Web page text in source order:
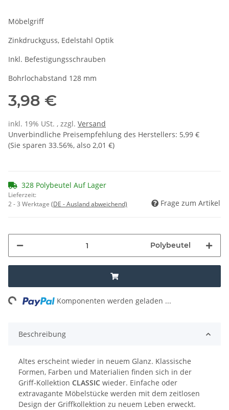
Möbelgriff
Zinkdruckguss, Edelstahl Optik
Inkl. Befestigungsschrauben
Bohrlochabstand 128 mm
3,98 €
inkl. 19% USt. , zzgl. Versand
Unverbindliche Preisempfehlung des Herstellers: 5,99 €
(Sie sparen 33.56%, also 2,01 €)
328 Polybeutel Auf Lager
Lieferzeit:
2 - 3 Werktage (DE - Ausland abweichend) Frage zum Artikel
Polybeutel
Komponenten werden geladen ...
Beschreibung
Altes erscheint wieder in neuem Glanz. Klassische
Formen, Farben und Materialien finden sich in der
Griff-Kollektion CLASSIC wieder. Einfache oder
extravagante Möbelstücke werden mit dem zeitlosen
Design der Griffkollektion zu neuem Leben erweckt.